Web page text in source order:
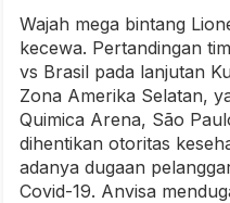
Wajah mega bintang
kecewa. Pertandingan
vs Brasil pada lanjutan
Zona Amerika Selatan,
Quimica Arena, São
dihentikan otoritas
adanya dugaan
Covid-19. Anvisa